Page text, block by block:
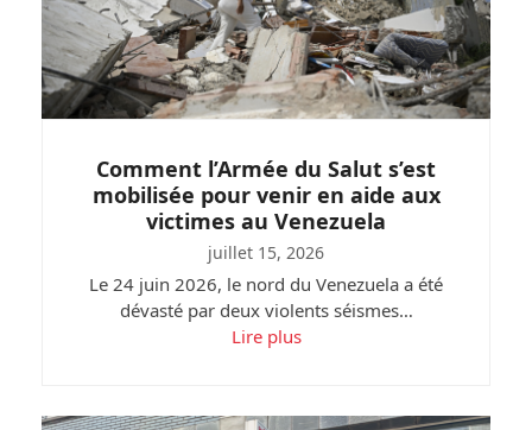
Comment l’Armée du Salut s’est
mobilisée pour venir en aide aux
victimes au Venezuela
juillet 15, 2026
Le 24 juin 2026, le nord du Venezuela a été
dévasté par deux violents séismes…
Lire plus